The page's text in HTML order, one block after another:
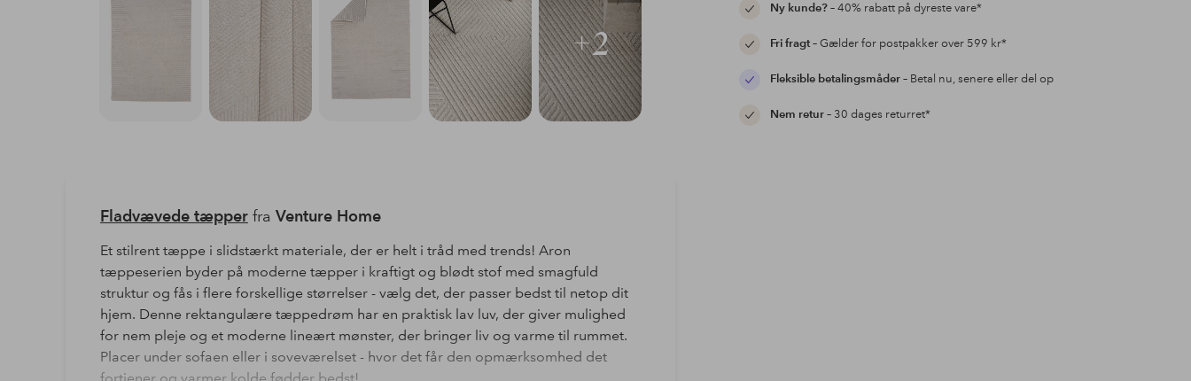
Ny kunde?– 40% rabatt på dyreste vare*
Fri fragt– Gælder for postpakker over 599 kr*
Fleksible betalingsmåder– Betal nu, senere eller del op
Nem retur– 30 dages returret*
+2
Fladvævede tæpperfra Venture Home
Et stilrent tæppe i slidstærkt materiale, der er helt i tråd med trends! Aron
tæppeserien byder på moderne tæpper i kraftigt og blødt stof med smagfuld
struktur og fås i flere forskellige størrelser - vælg det, der passer bedst til netop dit
hjem. Denne rektangulære tæppedrøm har en praktisk lav luv, der giver mulighed
for nem pleje og et moderne lineært mønster, der bringer liv og varme til rummet.
Placer under sofaen eller i soveværelset - hvor det får den opmærksomhed det